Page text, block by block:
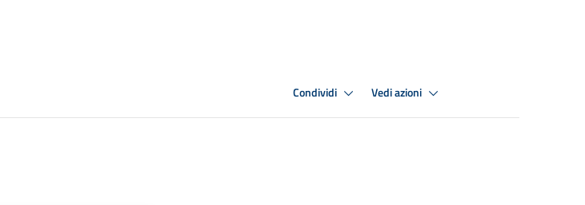
Condividi Vedi azioni